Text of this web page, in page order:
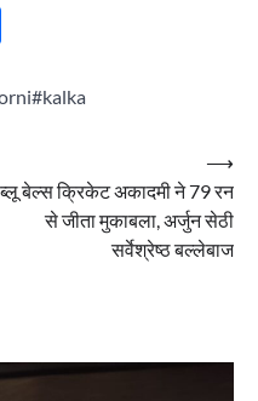
ब्लू बेल्स क्रिकेट अकादमी ने 79 रन
से जीता मुकाबला, अर्जुन सेठी
सर्वेश्रेष्ठ बल्लेबाज
⟶